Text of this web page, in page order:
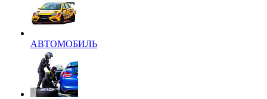
АВТОМОБИЛЬ